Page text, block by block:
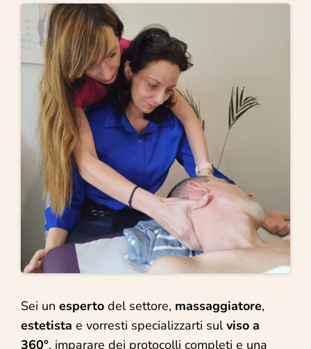
Sei un esperto del settore, massaggiatore,
estetista e vorresti specializzarti sulviso a
360°, imparare dei protocolli completi e una